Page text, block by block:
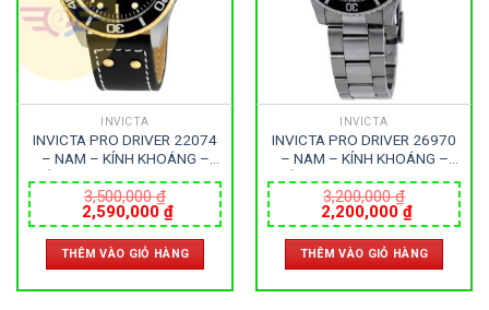
INVICTA
INVICTA PRO DRIVER 22074
– NAM – KÍNH KHOÁNG –
– MÁY HOA KỲ
3,500,000₫
Giá
gốc
là:
3,500,000 ₫.
2,590,000₫Giá
hiện
tại
là:
2,590,000 ₫.
THÊM VÀO GIỎ HÀNG
INVICTA
INVICTA PRO DRIVER 26970
– NAM – KÍNH KHOÁNG –
40MM – MÁY HOA KỲ
3,200,000₫
Giá
gốc
là:
3,200,000 ₫.
2,200,000₫Giá
hiện
tại
là:
THÊM VÀO GIỎ HÀNG